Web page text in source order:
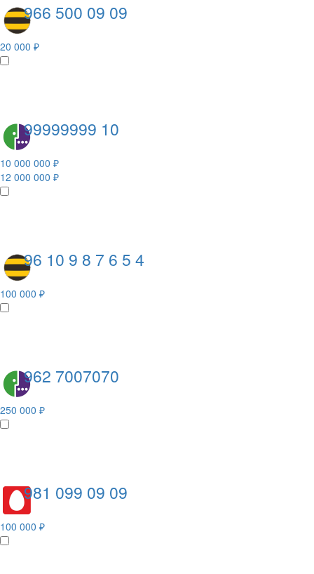
966 500 09 09
20 000 ₽
99999999 10
10 000 000 ₽
12 000 000 ₽
96 10 9 8 7 6 5 4
100 000 ₽
962 7007070
250 000 ₽
981 099 09 09
100 000 ₽